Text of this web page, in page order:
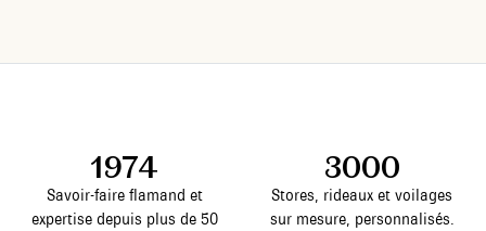
1974
Savoir-faire flamand et
expertise depuis plus de 50
3000
Stores, rideaux et voilages
sur mesure, personnalisés.